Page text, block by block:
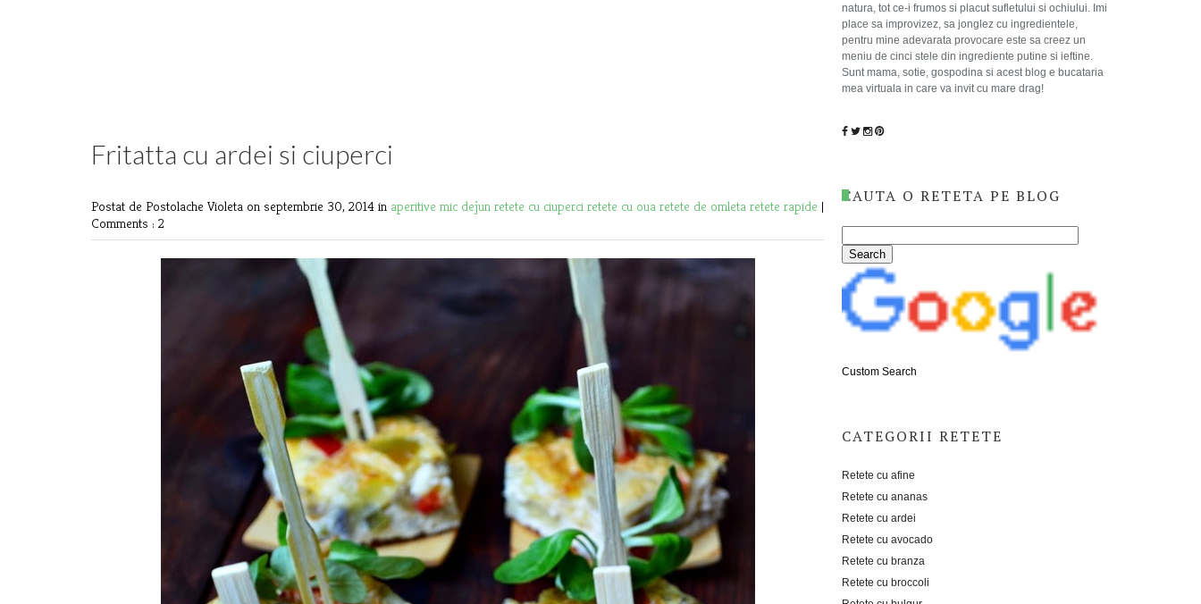
Fritatta cu ardei si ciuperci
Postat de Postolache Violeta on septembrie 30, 2014 in aperitive mic dejun retete cu ciuperci retete cu oua retete de omleta retete rapide |
Comments : 2
natura, tot ce-i frumos si placut sufletului si ochiului. Imi
place sa improvizez, sa jonglez cu ingredientele,
pentru mine adevarata provocare este sa creez un
meniu de cinci stele din ingrediente putine si ieftine.
Sunt mama, sotie, gospodina si acest blog e bucataria
mea virtuala in care va invit cu mare drag!
CAUTA O RETETA PE BLOG
Custom Search
CATEGORII RETETE
Retete cu afine
Retete cu ananas
Retete cu ardei
Retete cu avocado
Retete cu branza
Retete cu broccoli